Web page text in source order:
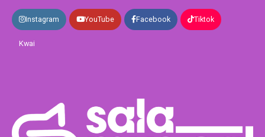
Instagram YouTube Facebook Tiktok
Kwai